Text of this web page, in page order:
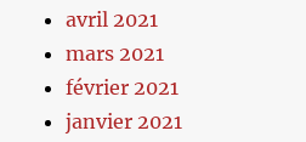
avril 2021
mars 2021
février 2021
janvier 2021